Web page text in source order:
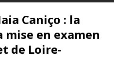
Caniço : la
en examen
de Loire-